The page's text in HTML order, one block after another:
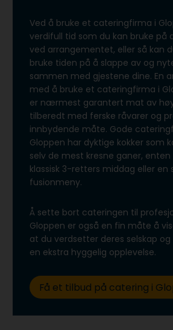
Ved å bruke et cateringfirma i
verdifull tid som du kan bruke på
ved arrangementet, eller så kan
bruke tiden på å slappe av og
sammen med gjestene dine. En
med å bruke et cateringfirma i
er nærmest garantert mat av
tilberedt med ferske råvarer og
innbydende måte. Gode
Gloppen har dyktige kokker som
selv de mest kresne ganer, enten
klassisk 3-retters middag eller en
fusionmeny.
Å sette bort cateringen til
Gloppen er også en fin måte å
at du verdsetter deres selskap
en ekstra hyggelig opplevelse.
Få et tilbud på catering i